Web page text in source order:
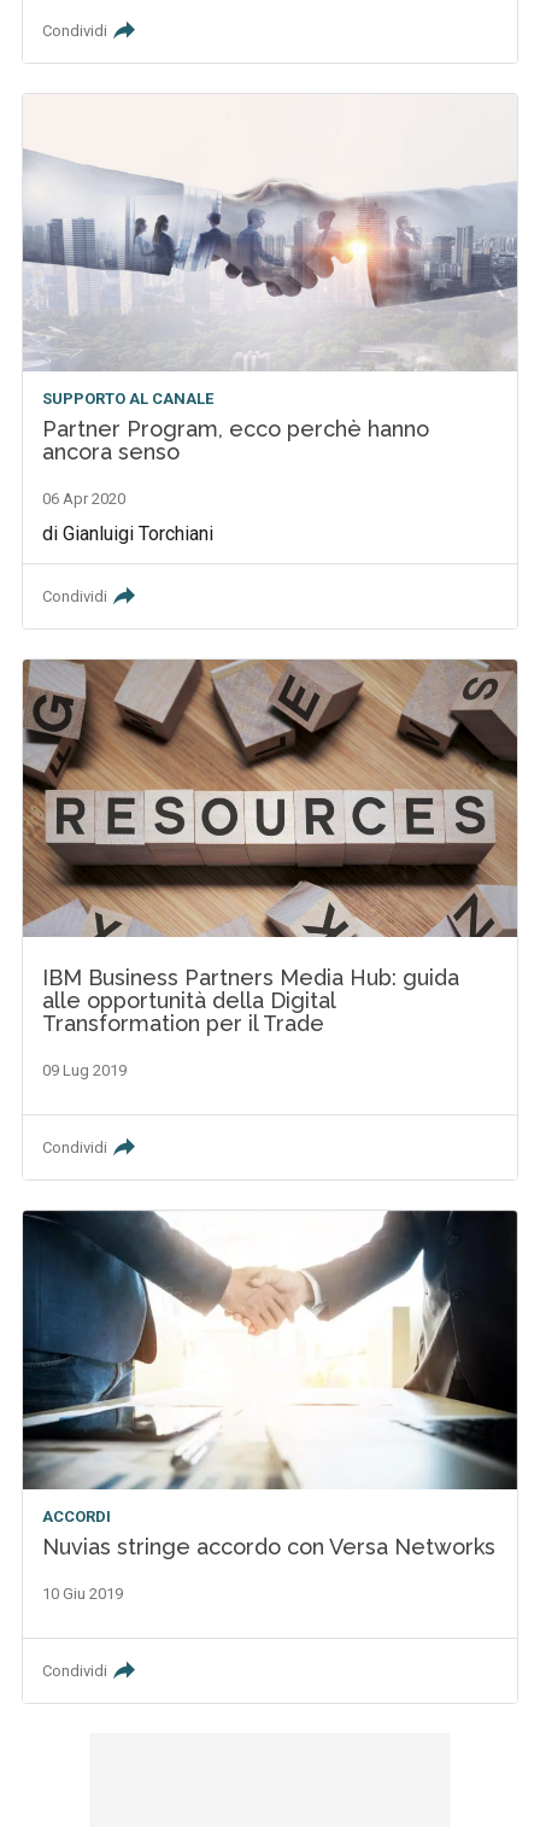
Condividi
SUPPORTO AL CANALE
Partner Program, ecco perchè hanno
ancora senso
06 Apr 2020
di Gianluigi Torchiani
Condividi
IBM Business Partners Media Hub: guida
alle opportunità della Digital
Transformation per il Trade
09 Lug 2019
Condividi
ACCORDI
Nuvias stringe accordo con Versa Networks
10 Giu 2019
Condividi